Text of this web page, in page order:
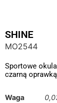
SHINE
MO2544
Sportowe
czarną
Waga